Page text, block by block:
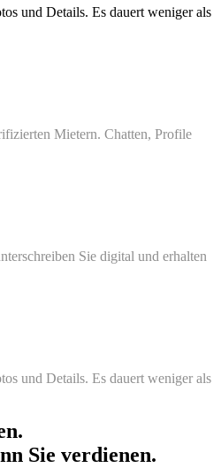
und Details. Es dauert weniger als
Mietern. Chatten, Profile
Sie digital und erhalten
und Details. Es dauert weniger als
Sie verdienen.